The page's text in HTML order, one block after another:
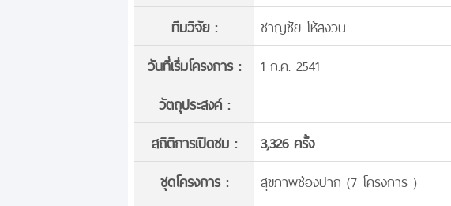
ทีมวิจัย :
ชาญชัย โห้สงวน
วันที่เริ่มโครงการ :
1 ก.ค. 2541
วัตถุประสงค์ :
สถิติการเปิดชม :
3,326 ครั้ง
ชุดโครงการ :
สุขภาพช่องปาก (7 โครงการ )